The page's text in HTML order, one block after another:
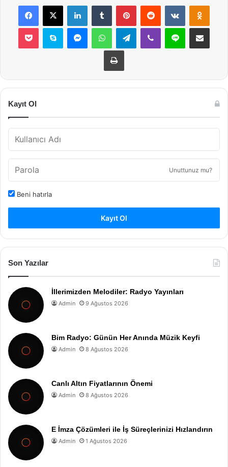
Facebook
X LinkedInTumblr PinterestReddit VKontakte
Pocket Skype MessengerWhatsAppTelegramViber Line E-Posta ile
Yazdır
Kayıt Ol
Unuttunuz mu?
Beni hatırla
Kayıt Ol
Son Yazılar
İllerimizden Melodiler: Radyo Yayınları
Admin 9 Ağustos 2026
Bim Radyo: Günün Her Anında Müzik Keyfi
Admin 8 Ağustos 2026
Canlı Altın Fiyatlarının Önemi
Admin 8 Ağustos 2026
E İmza Çözümleri ile İş Süreçlerinizi Hızlandırın
Admin 1 Ağustos 2026